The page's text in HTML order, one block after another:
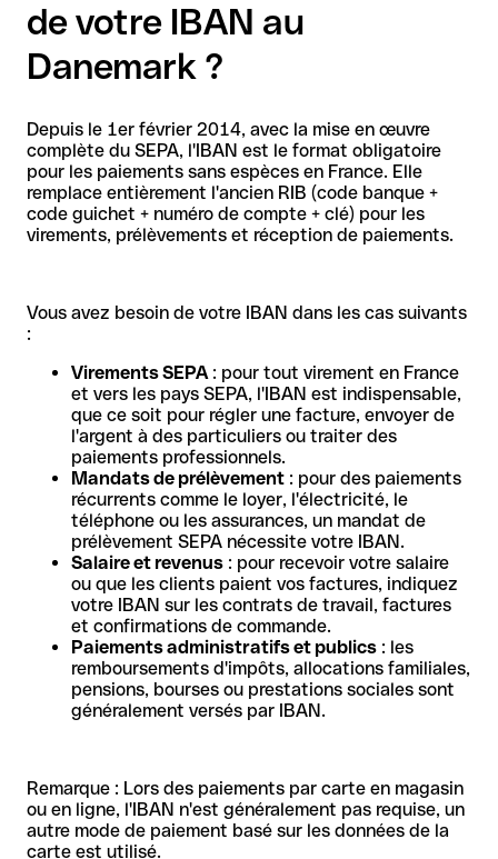
de votre IBAN au
Danemark ?
Depuis le 1er février 2014, avec la mise en œuvre
complète du SEPA, l'IBAN est le format obligatoire
pour les paiements sans espèces en France. Elle
remplace entièrement l'ancien RIB (code banque +
code guichet + numéro de compte + clé) pour les
virements, prélèvements et réception de paiements.
Vous avez besoin de votre IBAN dans les cas suivants
:
Virements SEPA: pour tout virement en France
et vers les pays SEPA, l'IBAN est indispensable,
que ce soit pour régler une facture, envoyer de
l'argent à des particuliers ou traiter des
paiements professionnels.
Mandats de prélèvement : pour des paiements
récurrents comme le loyer, l'électricité, le
téléphone ou les assurances, un mandat de
prélèvement SEPA nécessite votre IBAN.
Salaire et revenus : pour recevoir votre salaire
ou que les clients paient vos factures, indiquez
votre IBAN sur les contrats de travail, factures
et confirmations de commande.
Paiements administratifs et publics : les
remboursements d'impôts, allocations familiales,
pensions, bourses ou prestations sociales sont
généralement versés par IBAN.
Remarque : Lors des paiements par carte en magasin
ou en ligne, l'IBAN n'est généralement pas requise, un
autre mode de paiement basé sur les données de la
carte est utilisé.